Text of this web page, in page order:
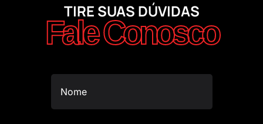
TIRE SUAS DÚVIDAS
Fale Conosco